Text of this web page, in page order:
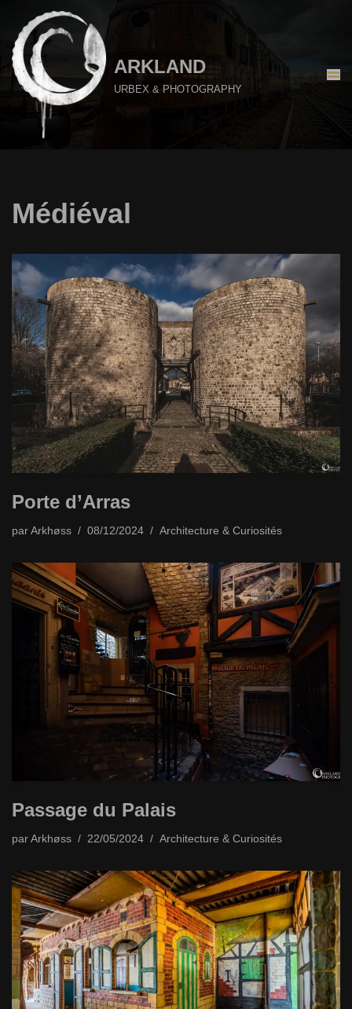
Aller
au
contenu
ARKLAND
URBEX & PHOTOGRAPHY
Médiéval
Porte d’Arras
par Arkhøss 08/12/2024 Architecture & Curiosités
Passage du Palais
par Arkhøss 22/05/2024 Architecture & Curiosités